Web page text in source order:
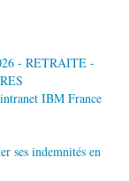
- RETRAITE -
IBM France
ses indemnités en